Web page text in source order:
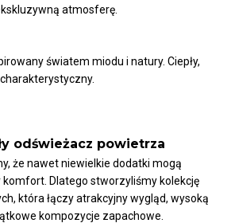
atmosferę.
światem miodu i natury. Ciepły,
odświeżacz powietrza
że nawet niewielkie dodatki mogą
komfort. Dlatego stworzyliśmy kolekcję
która łączy atrakcyjny wygląd, wysoką
kompozycje zapachowe.